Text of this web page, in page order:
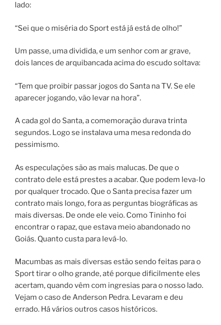
lado:
“Sei que o miséria do Sport está já está de olho!”
Um passe, uma dividida, e um senhor com ar grave,
dois lances de arquibancada acima do escudo soltava:
“Tem que proibir passar jogos do Santa na TV. Se ele
aparecer jogando, vão levar na hora”.
A cada gol do Santa, a comemoração durava trinta
segundos. Logo se instalava uma mesa redonda do
pessimismo.
As especulações são as mais malucas. De que o
contrato dele está prestes a acabar. Que podem leva-lo
por qualquer trocado. Que o Santa precisa fazer um
contrato mais longo, fora as perguntas biográficas as
mais diversas. De onde ele veio. Como Tininho foi
encontrar o rapaz, que estava meio abandonado no
Goiás. Quanto custa para levá-lo.
Macumbas as mais diversas estão sendo feitas para o
Sport tirar o olho grande, até porque dificilmente eles
acertam, quando vêm com ingresias para o nosso lado.
Vejam o caso de Anderson Pedra. Levaram e deu
errado. Há vários outros casos históricos.